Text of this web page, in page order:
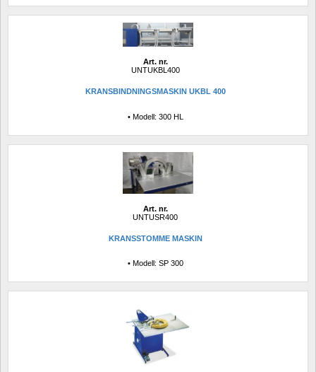
Art. nr.
UNTUKBL400
KRANSBINDNINGSMASKIN UKBL 400
• Modell: 300 HL
Art. nr.
UNTUSR400
KRANSSTOMME MASKIN
• Modell: SP 300